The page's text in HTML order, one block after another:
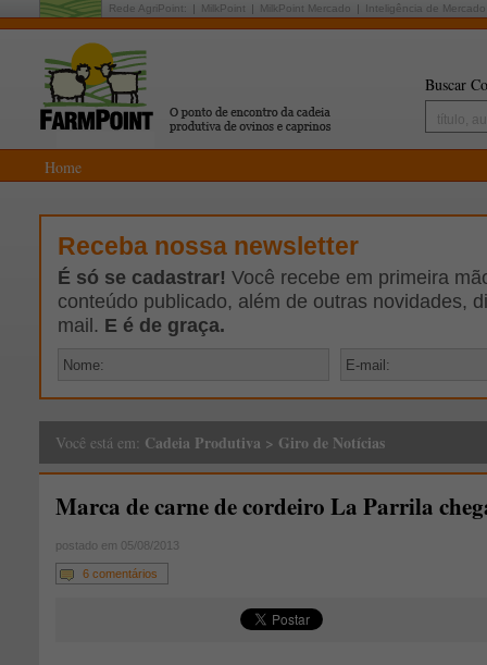
Rede AgriPoint: MilkPoint MilkPoint Mercado Inteligência de Mercado
Buscar
Home
Receba nossa newsletter
É só se cadastrar! Você recebe em primeira
conteúdo publicado, além de outras novidades,
mail. E é de graça.
Você está em: Cadeia Produtiva > Giro de Notícias
Marca de carne de cordeiro La Parrila
postado em 05/08/2013
6 comentários